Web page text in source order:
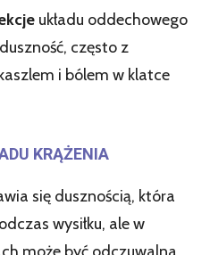
układu oddechowego
często z
i bólem w klatce
KRĄŻENIA
się dusznością, która
wysiłku, ale w